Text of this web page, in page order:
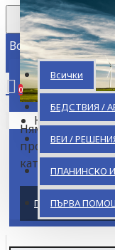
Всички
Всички
БЕДСТВИЯ /
ВЕИ /
ПЛАНИНСКО
ПЪРВА
0
Кошницата
Няма добавени
продукти в тази
категория.
ПРОДЪЛЖИ